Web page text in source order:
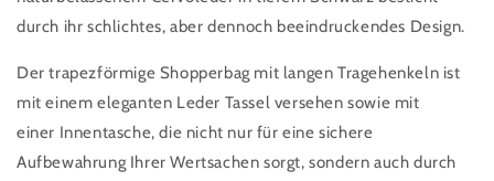
durch ihr schlichtes, aber dennoch beeindruckendes Design.
Der trapezförmige Shopperbag mit langen Tragehenkeln ist
mit einem eleganten Leder Tassel versehen sowie mit
einer Innentasche, die nicht nur für eine sichere
Aufbewahrung Ihrer Wertsachen sorgt, sondern auch durch